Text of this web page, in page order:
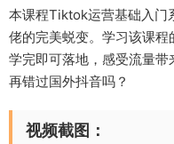
本课程Tiktok运营基础入门
佬的完美蜕变。学习该课程
学完即可落地，感受流量
再错过国外抖音吗？
视频截图：